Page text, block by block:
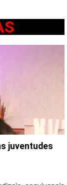
juventudes